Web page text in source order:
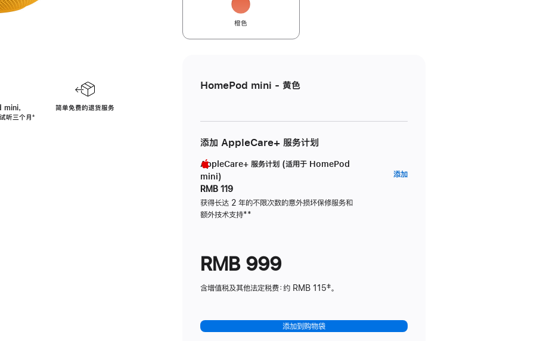
，
听三个月脚
⁺
简单免费的退货服务
橙色
HomePod mini - 黄色
添加 AppleCare+ 服务计划
AppleCare+ 服务计划 (适用于 HomePod
mini)
RMB 119
获得长达 2 年的不限次数的意外损坏保修服务和
额外技术支持脚
**
添加AppleCare+
RMB 999
含增值税及其他法定税费：约 RMB 115‡。
添加到购物袋